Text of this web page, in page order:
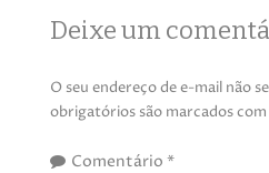
Deixe um
O seu endereço de e-mail não
obrigatórios são marcados com
Comentário *